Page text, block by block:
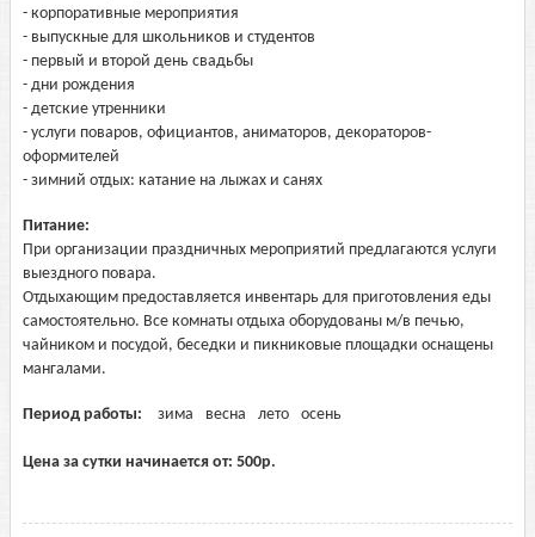
- корпоративные мероприятия
- выпускные для школьников и студентов
- первый и второй день свадьбы
- дни рождения
- детские утренники
- услуги поваров, официантов, аниматоров, декораторов-
оформителей
- зимний отдых: катание на лыжах и санях
Питание:
При организации праздничных мероприятий предлагаются услуги
выездного повара.
Отдыхающим предоставляется инвентарь для приготовления еды
самостоятельно. Все комнаты отдыха оборудованы м/в печью,
чайником и посудой, беседки и пикниковые площадки оснащены
мангалами.
Период работы: зима весна лето осень
Цена за сутки начинается от: 500р.